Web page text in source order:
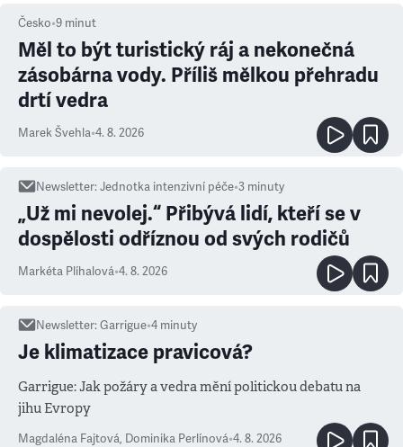
Česko•9 minut
Měl to být turistický ráj a nekonečná
zásobárna vody. Příliš mělkou přehradu
drtí vedra
Marek Švehla•4. 8. 2026
Newsletter:Jednotka intenzivní péče•3 minuty
„Už mi nevolej.“ Přibývá lidí, kteří se v
dospělosti odříznou od svých rodičů
Markéta Plíhalová•4. 8. 2026
Newsletter:Garrigue•4 minuty
Je klimatizace pravicová?
Garrigue: Jak požáry a vedra mění politickou debatu na
jihu Evropy
Magdaléna Fajtová, Dominika Perlínová•4. 8. 2026